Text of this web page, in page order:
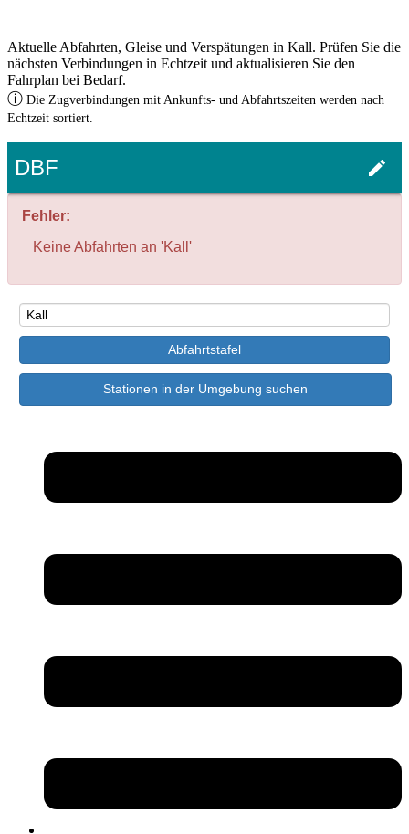
Aktuelle Abfahrten, Gleise und Verspätungen in Kall. Prüfen Sie die
nächsten Verbindungen in Echtzeit und aktualisieren Sie den
Fahrplan bei Bedarf.
ⓘ Die Zugverbindungen mit Ankunfts- und Abfahrtszeiten werden nach
Echtzeit sortiert.